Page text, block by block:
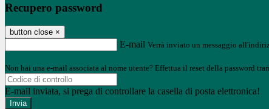
Recupero password
button close ×
E-mail Verrà inviato un messaggio
Non hai una e-mail associata al nome utente? Effettua il reset della password
E-mail inviata, si prega di controllare la casella di posta elettronica!